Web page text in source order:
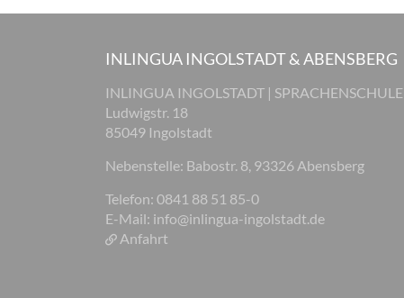
INLINGUA INGOLSTADT & ABENSBERG
INLINGUA INGOLSTADT | SPRACHENSCHULE
Ludwigstr. 18
85049 Ingolstadt
Nebenstelle: Babostr. 8, 93326 Abensberg
Telefon: 0841 88 51 85-0
E-Mail: info@inlingua-ingolstadt.de
Anfahrt